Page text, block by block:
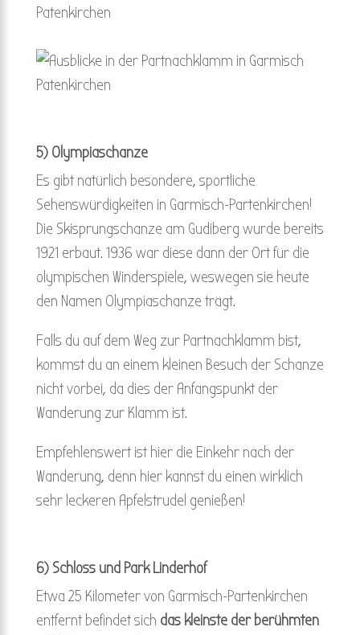
5) Olympiaschanze
Es gibt natürlich besondere, sportliche
Sehenswürdigkeiten in Garmisch-Partenkirchen!
Die Skisprungschanze am Gudiberg wurde bereits
1921 erbaut. 1936 war diese dann der Ort für die
olympischen Winderspiele, weswegen sie heute
den Namen Olympiaschanze trägt.
Falls du auf dem Weg zur Partnachklamm bist,
kommst du an einem kleinen Besuch der Schanze
nicht vorbei, da dies der Anfangspunkt der
Wanderung zur Klamm ist.
Empfehlenswert ist hier die Einkehr nach der
Wanderung, denn hier kannst du einen wirklich
sehr leckeren Apfelstrudel genießen!
6) Schloss und Park Linderhof
Etwa 25 Kilometer von Garmisch-Partenkirchen
entfernt befindet sich das kleinste der berühmten